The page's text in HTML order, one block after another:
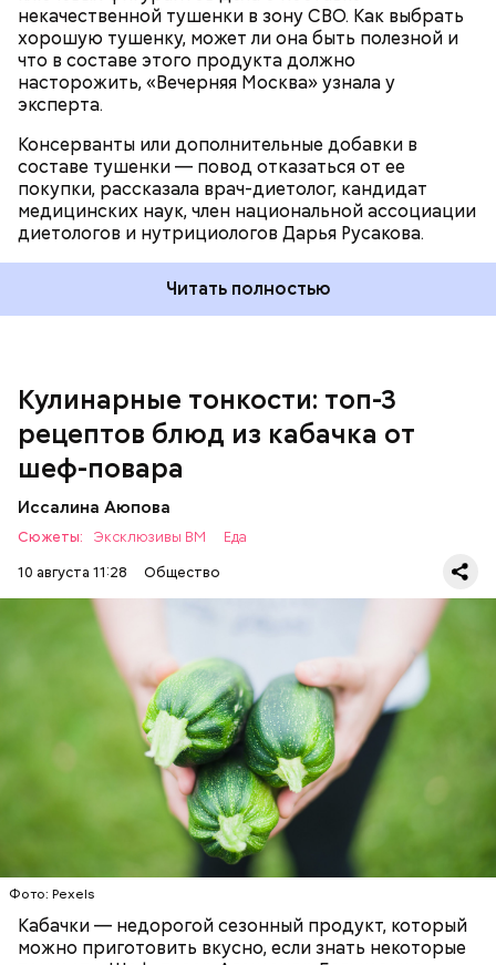
некачественной тушенки в зону СВО. Как выбрать
хорошую тушенку, может ли она быть полезной и
что в составе этого продукта должно
насторожить, «Вечерняя Москва» узнала у
эксперта.
Консерванты или дополнительные добавки в
составе тушенки — повод отказаться от ее
покупки, рассказала врач-диетолог, кандидат
медицинских наук, член национальной ассоциации
диетологов и нутрициологов Дарья Русакова.
Читать полностью
Кулинарные тонкости: топ-3
рецептов блюд из кабачка от
шеф-повара
Иссалина Аюпова
Сюжеты: Эксклюзивы ВМ
Еда
10 августа 11:28
Общество
Фото: Pexels
Кабачки — недорогой сезонный продукт, который
можно приготовить вкусно, если знать некоторые
Что понадобится:
Кабачок — 1 шт.
Желтый болгарский перец — 1 шт.
Красный болгарский перец — 1 шт.
Зеленый перец — 1 шт.
Баклажан — 1 шт.
Помидор — 2 шт.
Сыр адыгейский —200 гр.
РЕЦЕПТЫ